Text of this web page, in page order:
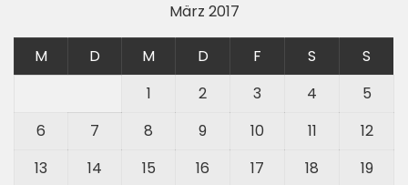
März 2017
M D M D F S
S
1
2 3 4
5
6
7 8 9 10 11
12
13
14 15 16 17 18
19